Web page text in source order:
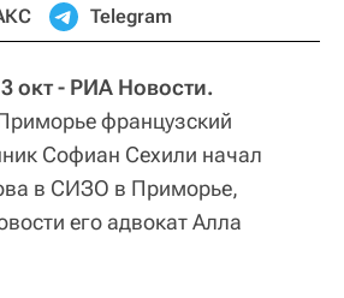
Telegram
- РИА Новости.
французский
Софиан Сехили начал
в СИЗО в Приморье,
его адвокат Алла